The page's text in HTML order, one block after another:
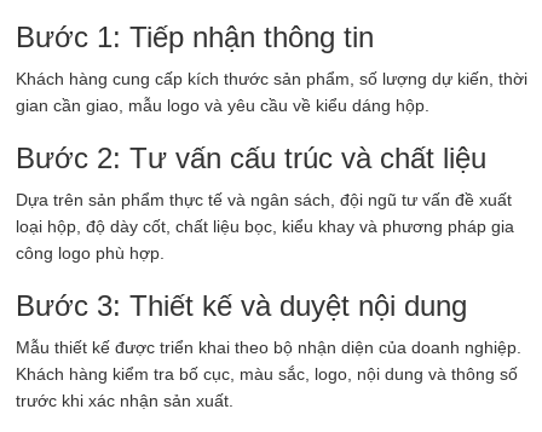
Bước 1: Tiếp nhận thông tin
Khách hàng cung cấp kích thước sản phẩm, số lượng dự kiến, thời
gian cần giao, mẫu logo và yêu cầu về kiểu dáng hộp.
Bước 2: Tư vấn cấu trúc và chất liệu
Dựa trên sản phẩm thực tế và ngân sách, đội ngũ tư vấn đề xuất
loại hộp, độ dày cốt, chất liệu bọc, kiểu khay và phương pháp gia
công logo phù hợp.
Bước 3: Thiết kế và duyệt nội dung
Mẫu thiết kế được triển khai theo bộ nhận diện của doanh nghiệp.
Khách hàng kiểm tra bố cục, màu sắc, logo, nội dung và thông số
trước khi xác nhận sản xuất.